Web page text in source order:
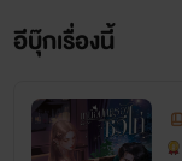
อีบุ๊กเรื่องนี้